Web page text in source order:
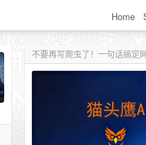
Home
不要再写爬虫了！一句话搞定